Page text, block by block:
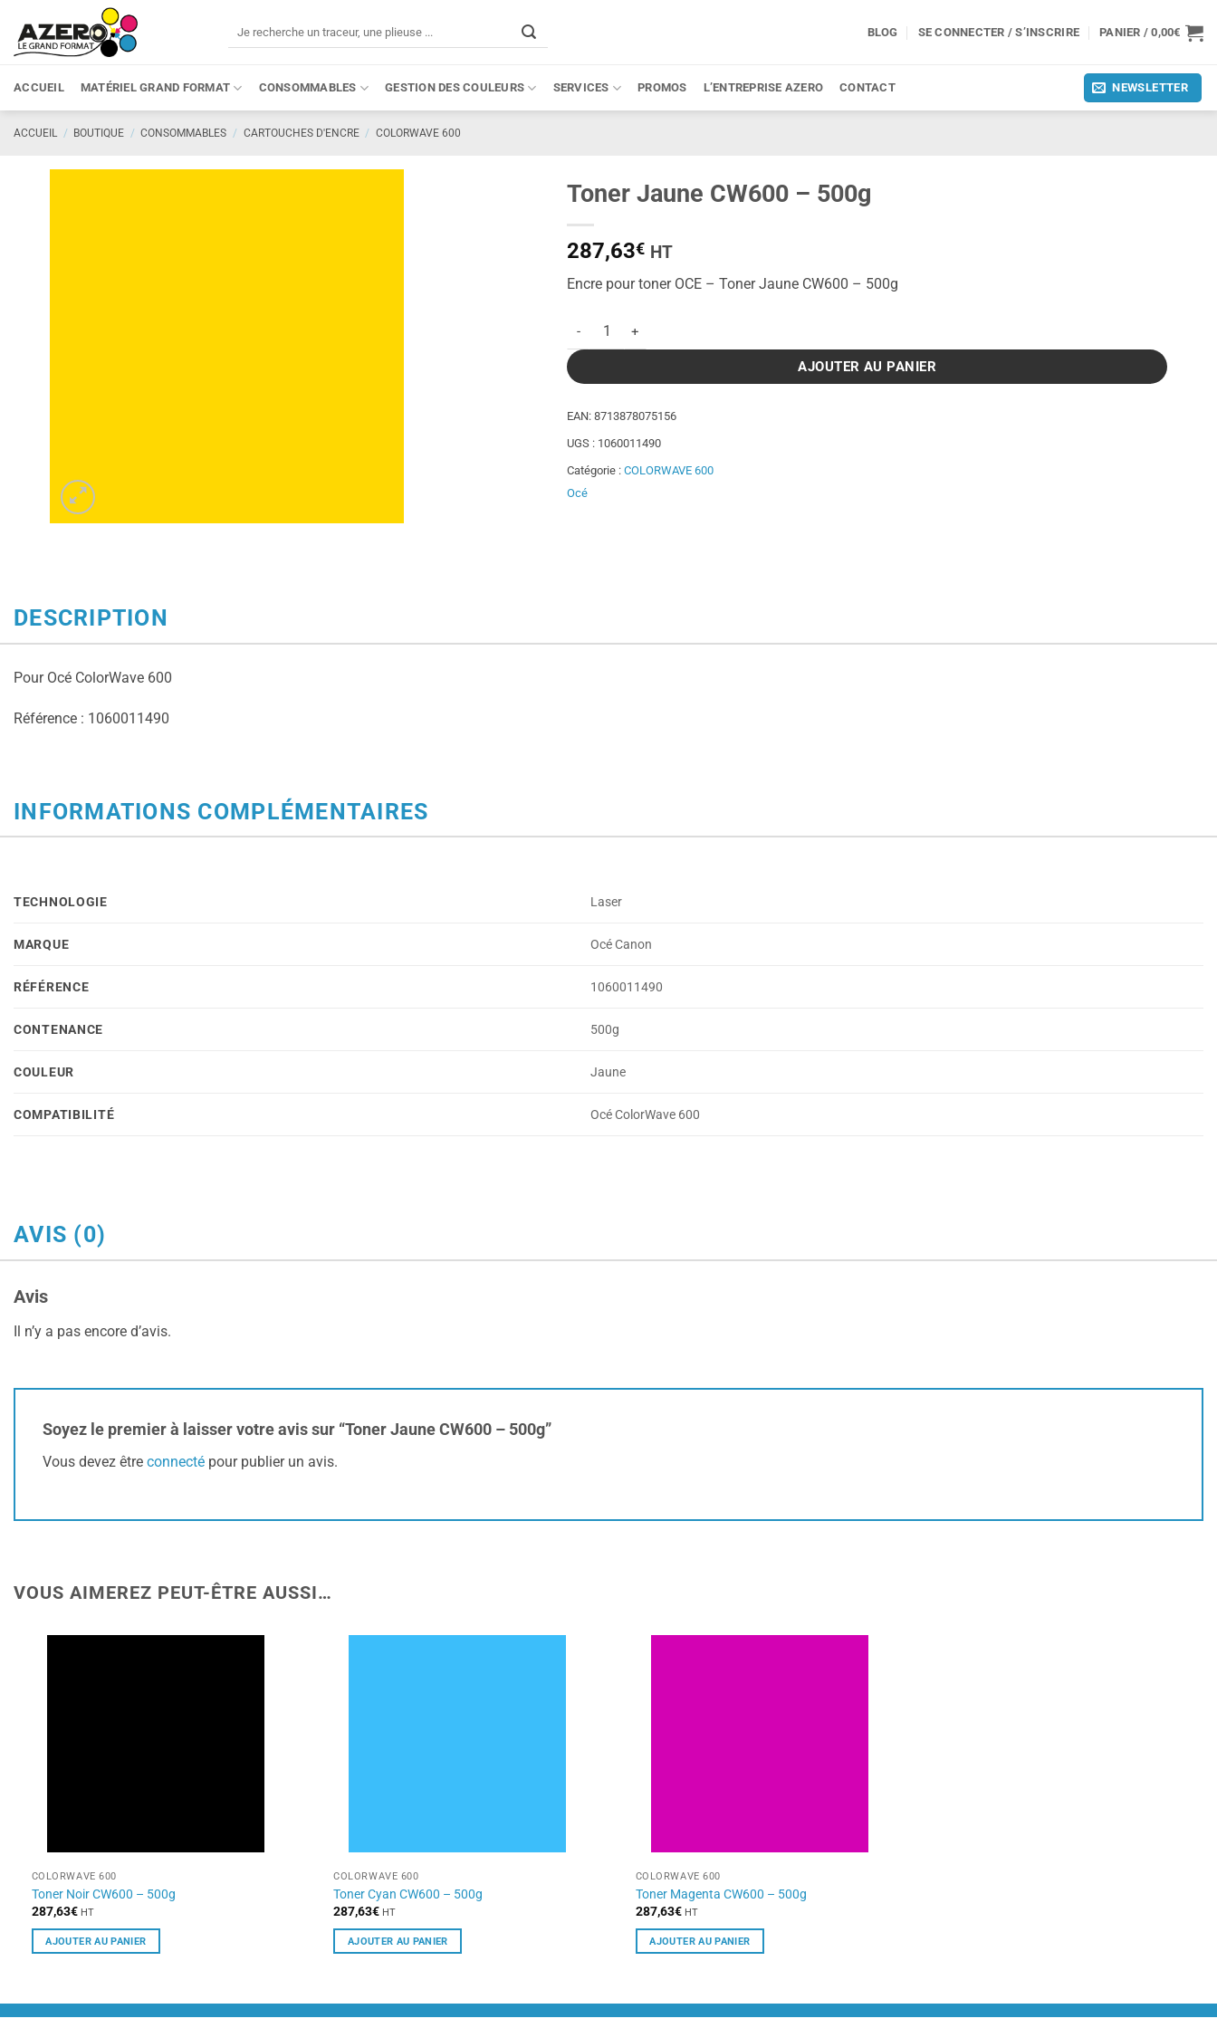
contenu
BLOG SE CONNECTER / S’INSCRIRE PANIER /0,00€
ACCUEIL MATÉRIEL GRAND FORMAT CONSOMMABLES GESTION DES COULEURS SERVICES PROMOS L’ENTREPRISE AZERO CONTACT NEWSLETTER
ACCUEIL / BOUTIQUE / CONSOMMABLES / CARTOUCHES D'ENCRE / COLORWAVE 600
Toner Jaune CW600 – 500g
287,63€ HT
Encre pour toner OCE – Toner Jaune CW600 – 500g
quantité de Toner Jaune CW600 - 500g
AJOUTER AU PANIER
EAN:8713878075156
UGS : 1060011490
Catégorie :COLORWAVE 600
Océ
DESCRIPTION
Pour Océ ColorWave 600
Référence : 1060011490
INFORMATIONS COMPLÉMENTAIRES
TECHNOLOGIE Laser
MARQUE Océ Canon
RÉFÉRENCE 1060011490
CONTENANCE 500g
COULEUR Jaune
COMPATIBILITÉ Océ ColorWave 600
AVIS (0)
Avis
Il n’y a pas encore d’avis.
Soyez le premier à laisser votre avis sur “Toner Jaune CW600 – 500g”
Vous devez être connecté pour publier un avis.
VOUS AIMEREZ PEUT-ÊTRE AUSSI…
COLORWAVE 600
Toner Noir CW600 – 500g
287,63€ HT
AJOUTER AU PANIER
COLORWAVE 600
Toner Cyan CW600 – 500g
287,63€ HT
AJOUTER AU PANIER
COLORWAVE 600
Toner Magenta CW600 – 500g
287,63€ HT
AJOUTER AU PANIER